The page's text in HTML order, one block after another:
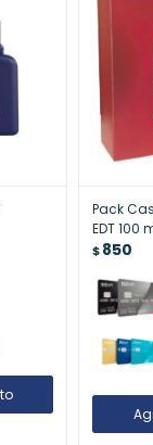
Pack
EDT 100
Perfume
$850